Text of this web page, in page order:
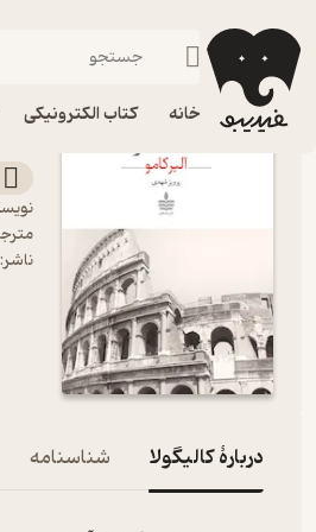
خانه کتاب الکترونیکی
فیدیبو کتاب الکترونیکی
ناشر:
دربارۀ کالیگولا شناسنامه